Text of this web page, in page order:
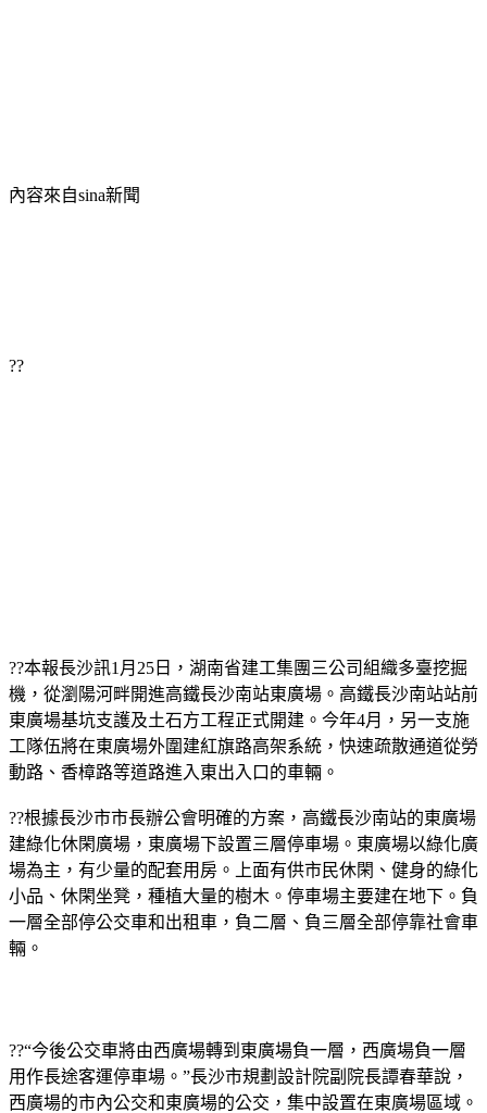
內容來自sina新聞
??
??本報長沙訊1月25日，湖南省建工集團三公司組織多臺挖掘
機，從瀏陽河畔開進高鐵長沙南站東廣場。高鐵長沙南站站前
東廣場基坑支護及土石方工程正式開建。今年4月，另一支施
工隊伍將在東廣場外圍建紅旗路高架系統，快速疏散通道從勞
動路、香樟路等道路進入東出入口的車輛。
??根據長沙市市長辦公會明確的方案，高鐵長沙南站的東廣場
建綠化休閑廣場，東廣場下設置三層停車場。東廣場以綠化廣
場為主，有少量的配套用房。上面有供市民休閑、健身的綠化
小品、休閑坐凳，種植大量的樹木。停車場主要建在地下。負
一層全部停公交車和出租車，負二層、負三層全部停靠社會車
輛。
??“今後公交車將由西廣場轉到東廣場負一層，西廣場負一層
用作長途客運停車場。”長沙市規劃設計院副院長譚春華說，
西廣場的市內公交和東廣場的公交，集中設置在東廣場區域。